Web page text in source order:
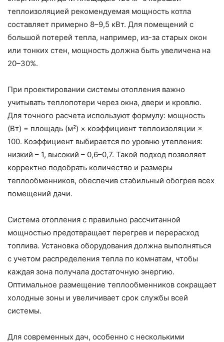
теплоизоляцией рекомендуемая мощность котла
составляет примерно 8–9,5 кВт. Для помещений с
большой потерей тепла, например, из-за старых окон
или тонких стен, мощность должна быть увеличена на
20–30%.
При проектировании системы отопления важно
учитывать теплопотери через окна, двери и кровлю.
Для точного расчета используют формулу: мощность
(Вт) = площадь (м²) × коэффициент теплоизоляции ×
100. Коэффициент выбирается по уровню утепления:
низкий – 1, высокий – 0,6–0,7. Такой подход позволяет
корректно подобрать количество и размеры
теплообменников, обеспечив стабильный обогрев всех
помещений дачи.
Система отопления с правильно рассчитанной
мощностью предотвращает перегрев и перерасход
топлива. Установка оборудования должна выполняться
с учетом распределения тепла по комнатам, чтобы
каждая зона получала достаточную энергию.
Оптимальное размещение теплообменников сокращает
холодные зоны и увеличивает срок службы всей
системы.
Для современных дач, особенно с несколькими